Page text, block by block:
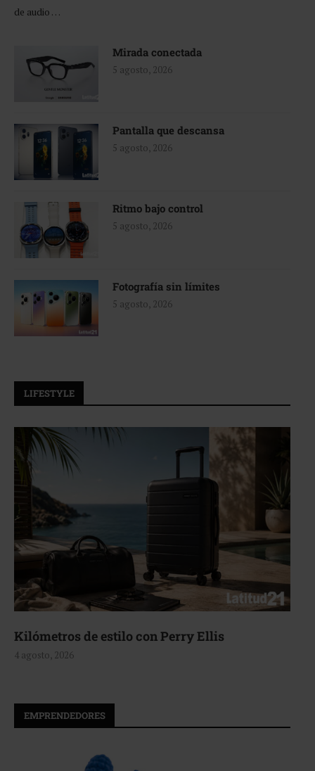
de audio …
Mirada conectada
5 agosto, 2026
Pantalla que descansa
5 agosto, 2026
Ritmo bajo control
5 agosto, 2026
Fotografía sin límites
5 agosto, 2026
LIFESTYLE
Aerie, texturas que fluyen
4 agosto, 2026
EMPRENDEDORES